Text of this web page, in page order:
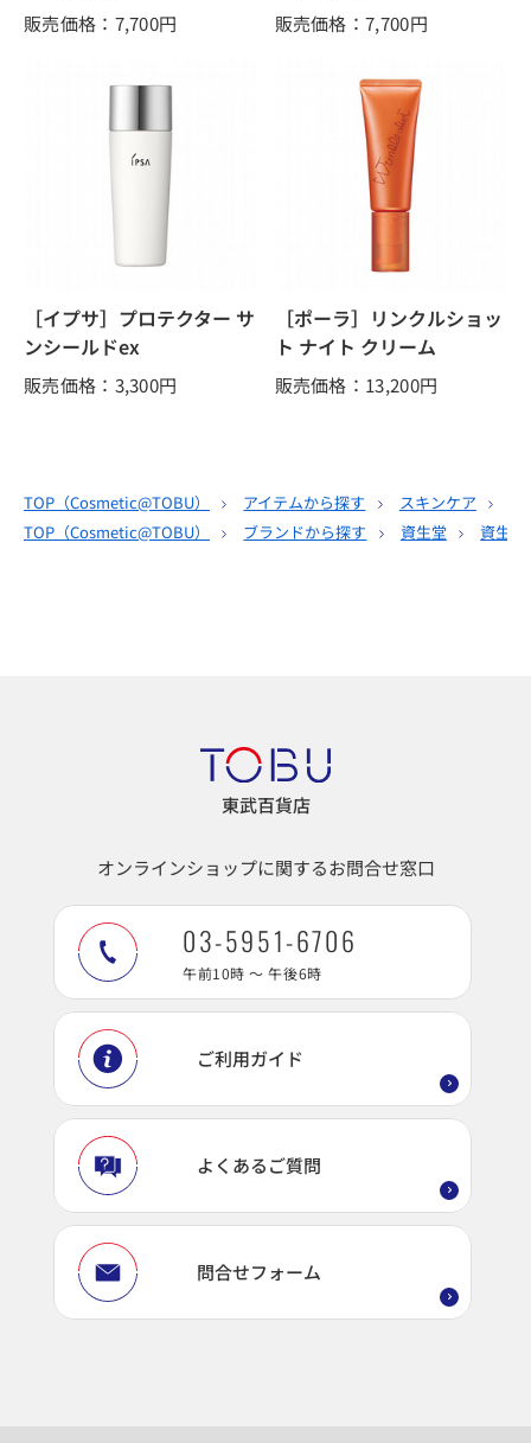
販売価格：7,700円 販売価格：7,700円
［イプサ］プロテクター サ
ンシールドex
販売価格：3,300円
［ポーラ］リンクルショッ
ト ナイト クリーム
販売価格：13,200円
TOP（Cosmetic@TOBU） アイテムから探す スキンケア
TOP（Cosmetic@TOBU） ブランドから探す 資生堂 資生堂
東武百貨店
オンラインショップに関するお問合せ窓口
03-5951-6706
午前10時 ～ 午後6時
ご利用ガイド
よくあるご質問
問合せフォーム